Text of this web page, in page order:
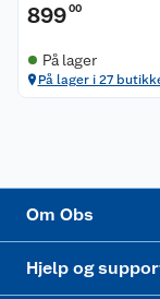
89900
På lager
På lager i 27
Om Obs
Hjelp og
Kjøpsvilkår
Klikk og hent
Festdrakter til
Hagemøbler og